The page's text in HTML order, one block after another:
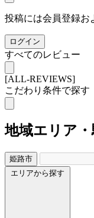
投稿には会員登録お
ログイン
すべてのレビュー
[ALL-REVIEWS]
こだわり条件で探す
地域エリア
姫路市
エリアから探す